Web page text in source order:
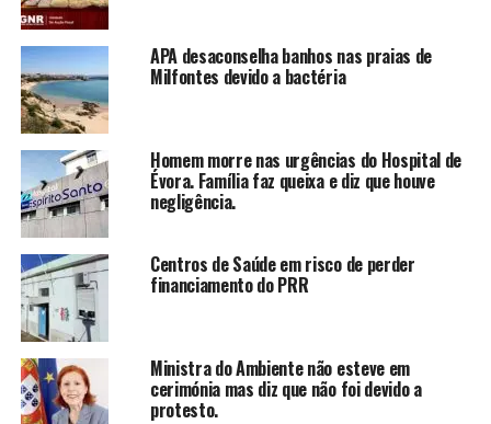
APA desaconselha banhos nas praias de
Milfontes devido a bactéria
Homem morre nas urgências do Hospital de
Évora. Família faz queixa e diz que houve
negligência.
Centros de Saúde em risco de perder
financiamento do PRR
Ministra do Ambiente não esteve em
cerimónia mas diz que não foi devido a
protesto.